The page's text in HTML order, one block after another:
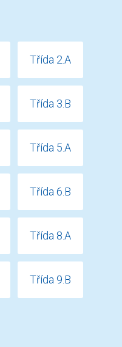
Třída 2.A
Třída 3.B
Třída 5.A
Třída 6.B
Třída 8.A
Třída 9.B